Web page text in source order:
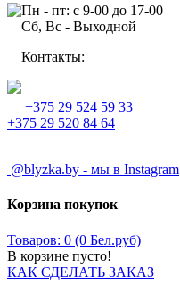
Пн - пт: с 9-00 до 17-00
Сб, Вс - Выходной
Контакты:
+375 29 524 59 33
+375 29 520 84 64
@blyzka.by - мы в Instagram
Корзина покупок
Товаров: 0 (0 Бел.руб)
В корзине пусто!
КАК СДЕЛАТЬ ЗАКАЗ